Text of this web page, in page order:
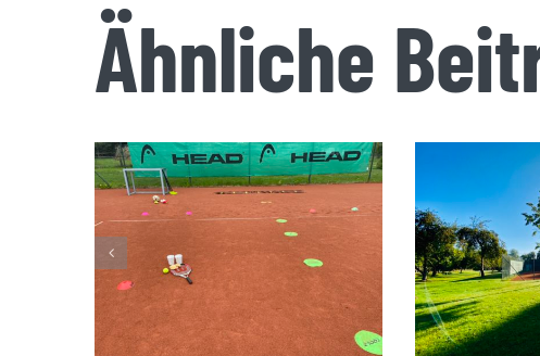
Ähnliche
Open Tennis Day
2023